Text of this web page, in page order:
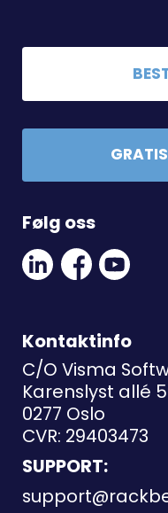
Følg oss
Linkedin
Social
Link
Facebook
Social
Link
Youtube
Link
Kontaktinfo
C/O Visma
Karenslyst allé
0277 Oslo
CVR: 29403473
SUPPORT: